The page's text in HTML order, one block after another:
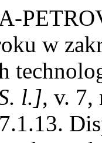
w
l.], v. 7,